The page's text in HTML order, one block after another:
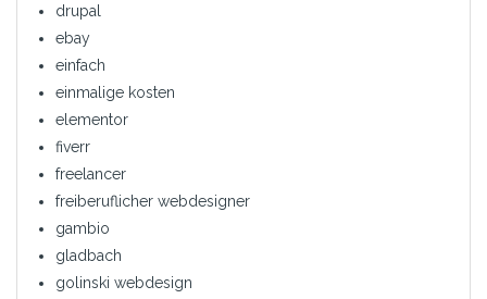
drupal
ebay
einfach
einmalige kosten
elementor
fiverr
freelancer
freiberuflicher webdesigner
gambio
gladbach
golinski webdesign